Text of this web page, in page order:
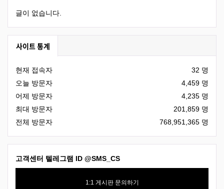
글이 없습니다.
사이트 통계
현재 접속자
32 명
오늘 방문자
4,459 명
어제 방문자
4,235 명
최대 방문자
201,859 명
전체 방문자
768,951,365 명
고객센터 텔레그램 ID @SMS_CS
1:1 게시판 문의하기